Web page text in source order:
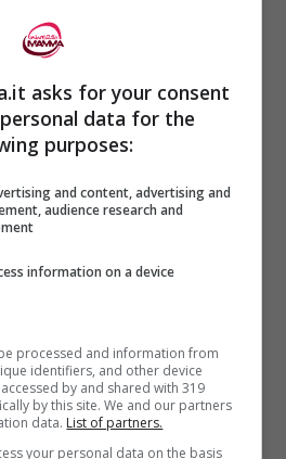
10 11 12 13 14
asks for your consent
data for the
purposes:
and content, advertising and
audience research and
information on a device
processed and information from
identifiers, and other device
by and shared with 319
by this site. We and our partners
data. List of partners.
your personal data on the basis